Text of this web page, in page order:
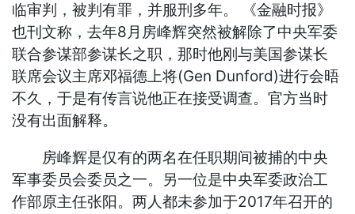
临审判，被判有罪，并服刑多年。 《金融时报》
也刊文称，去年8月房峰辉突然被解除了中央军委
联合参谋部参谋长之职，那时他刚与美国参谋长
联席会议主席邓福德上将(Gen Dunford)进行会晤
不久，于是有传言说他正在接受调查。官方当时
没有出面解释。
房峰辉是仅有的两名在任职期间被捕的中央
军事委员会委员之一。另一位是中央军委政治工
作部原主任张阳。两人都未参加于2017年召开的